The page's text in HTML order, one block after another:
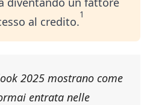
al credito.1
2025 mostrano come
entrata nelle